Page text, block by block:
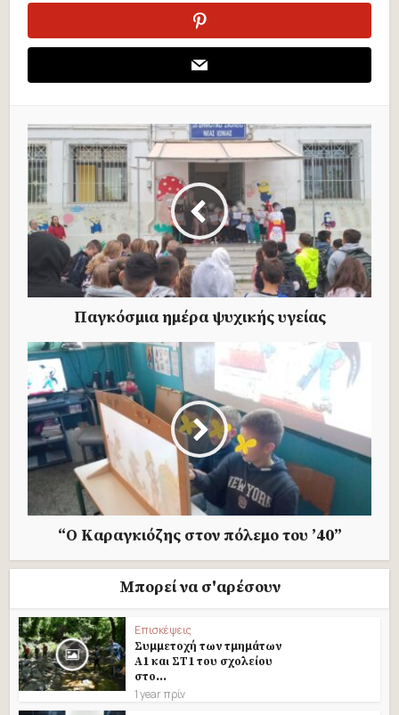
Παγκόσμια ημέρα ψυχικής υγείας
“Ο Καραγκιόζης στον πόλεμο του ’40”
Μπορεί να σ'αρέσουν
Επισκέψεις
Συμμετοχή των τμημάτων
Α1 και ΣΤ1 του σχολείου
στο...
1 year πρίν